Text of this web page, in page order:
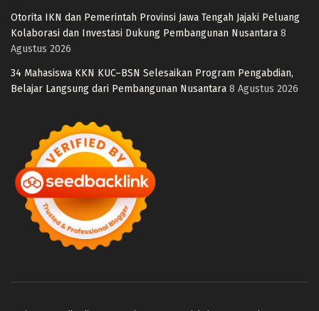
Otorita IKN dan Pemerintah Provinsi Jawa Tengah Jajaki Peluang
Kolaborasi dan Investasi Dukung Pembangunan Nusantara 8
Agustus 2026
34 Mahasiswa KKN KUC–BSN Selesaikan Program Pengabdian,
Belajar Langsung dari Pembangunan Nusantara 8 Agustus 2026